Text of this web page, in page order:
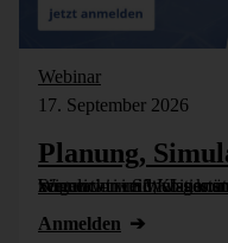
Webinar
17. September 2026
Planung,
Wer nicht weiß, was kommt, muss es vorher durchspielen können – in Simulationsmodellen. Wie das funktioniert, zeigen wir im Webinar am 17. September:
Anmelden